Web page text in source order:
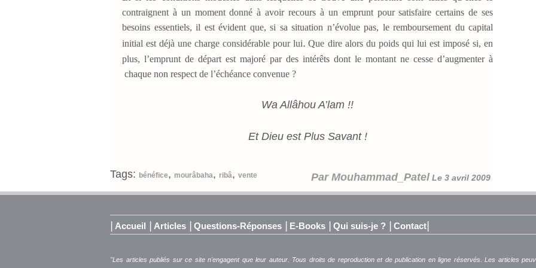
contraignent à un moment donné à avoir recours à un emprunt pour satisfaire certains de ses
besoins essentiels, il est évident que, si sa situation n’évolue pas, le remboursement du capital
initial est déjà une charge considérable pour lui. Que dire alors du poids qui lui est imposé si, en
plus, l’emprunt de départ est majoré par des intérêts dont le montant ne cesse d’augmenter à
chaque non respect de l’échéance convenue ?
Wa Allâhou A’lam !!
Et Dieu est Plus Savant !
Par Mouhammad_Patel Le 3 avril 2009
Tags: bénéfice, mourâbaha, ribâ, vente
| Accueil | Articles | Questions-Réponses | E-Books | Qui suis-je ? | Contact|
"Les articles publiés sur ce site n'engagent que leur auteur. Tous droits de reproduction et de publication en ligne réservés. Les articles